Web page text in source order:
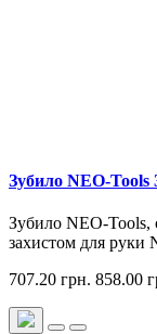
Зубило NEO-Tools
Зубило NEO-Tools,
захистом для руки
707.20 грн. 858.00